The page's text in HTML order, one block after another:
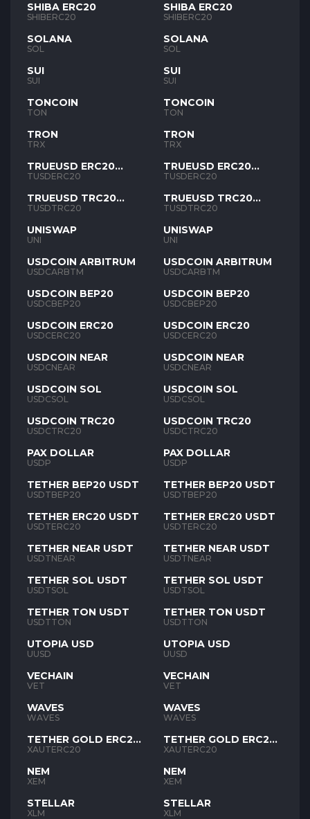
SHIBA ERC20
SHIBERC20
SOLANA
SOL
SUI
SUI
TONCOIN
TON
TRON
TRX
TRUEUSD ERC20
TUSD
TUSDERC20
TRUEUSD TRC20
TUSD
TUSDTRC20
UNISWAP
UNI
USDCOIN ARBITRUM
USDCARBTM
USDCOIN BEP20
USDCBEP20
USDCOIN ERC20
USDCERC20
USDCOIN NEAR
USDCNEAR
USDCOIN SOL
USDCSOL
USDCOIN TRC20
USDCTRC20
PAX DOLLAR
USDP
TETHER BEP20 USDT
USDTBEP20
TETHER ERC20 USDT
USDTERC20
TETHER NEAR USDT
USDTNEAR
TETHER SOL USDT
USDTSOL
TETHER TON USDT
USDTTON
UTOPIA USD
UUSD
VECHAIN
VET
WAVES
WAVES
TETHER GOLD ERC20
XAUT
XAUTERC20
NEM
XEM
STELLAR
XLM
SHIBA ERC20
SHIBERC20
SOLANA
SOL
SUI
SUI
TONCOIN
TON
TRON
TRX
TRUEUSD ERC20
TUSD
TUSDERC20
TRUEUSD TRC20
TUSD
TUSDTRC20
UNISWAP
UNI
USDCOIN ARBITRUM
USDCARBTM
USDCOIN BEP20
USDCBEP20
USDCOIN ERC20
USDCERC20
USDCOIN NEAR
USDCNEAR
USDCOIN SOL
USDCSOL
USDCOIN TRC20
USDCTRC20
PAX DOLLAR
USDP
TETHER BEP20 USDT
USDTBEP20
TETHER ERC20 USDT
USDTERC20
TETHER NEAR USDT
USDTNEAR
TETHER SOL USDT
USDTSOL
TETHER TON USDT
USDTTON
UTOPIA USD
UUSD
VECHAIN
VET
WAVES
WAVES
TETHER GOLD ERC20
XAUT
XAUTERC20
NEM
XEM
STELLAR
XLM